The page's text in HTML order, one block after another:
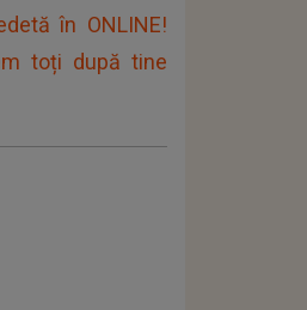
în ONLINE!
toți după tine